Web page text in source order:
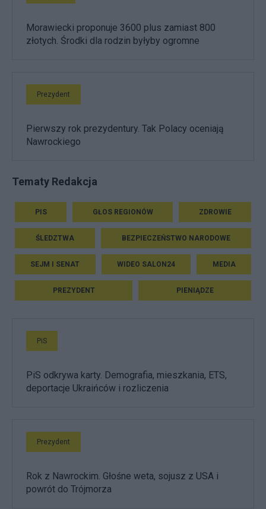
Morawiecki proponuje 3600 plus zamiast 800
złotych. Środki dla rodzin byłyby ogromne
Prezydent
Pierwszy rok prezydentury. Tak Polacy oceniają
Nawrockiego
Tematy Redakcja
PIS GŁOS REGIONÓW ZDROWIE
ŚLEDZTWA BEZPIECZEŃSTWO NARODOWE
SEJM I SENAT WIDEO SALON24 MEDIA
PREZYDENT PIENIĄDZE
PiS
PiS odkrywa karty. Demografia, mieszkania, ETS,
deportacje Ukraińców i rozliczenia
Prezydent
Rok z Nawrockim. Głośne weta, sojusz z USA i
powrót do Trójmorza